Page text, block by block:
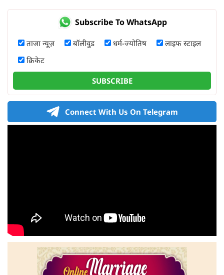
Subscribe To WhatsApp
ताजा न्यूज़ बॉलीवुड धर्म-ज्योतिष
लाइफ स्टाइल
क्रिकेट
SUBSCRIBE
Connect With Us On Telegram